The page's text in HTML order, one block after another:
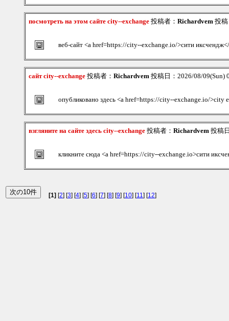
посмотреть на этом сайте city--exchange 投稿者： Richardvem 投
веб-сайт <a href=https://city--exchange.io/>сити
сайт city--exchange 投稿者： Richardvem 投稿日：2026/08/09(Sun)
опубликовано здесь <a href=https://city--exchange.io/>city
взгляните на сайте здесь city--exchange 投稿者： Richardvem 投稿
кликните сюда <a href=https://city--exchange.io>сити
[1] [2] [3] [4] [5] [6] [7] [8] [9] [10] [11] [12]